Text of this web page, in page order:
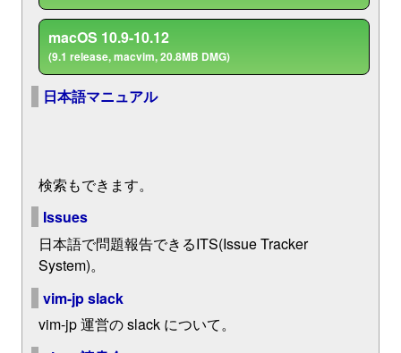
macOS 10.9-10.12
(9.1 release, macvim, 20.8MB DMG)
日本語マニュアル
検索もできます。
Issues
日本語で問題報告できるITS(Issue Tracker
System)。
vim-jp slack
vim-jp 運営の slack について。